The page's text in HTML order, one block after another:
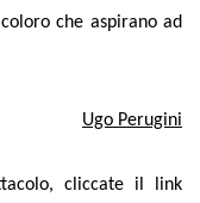
che aspirano ad
Ugo Perugini
cliccate il link